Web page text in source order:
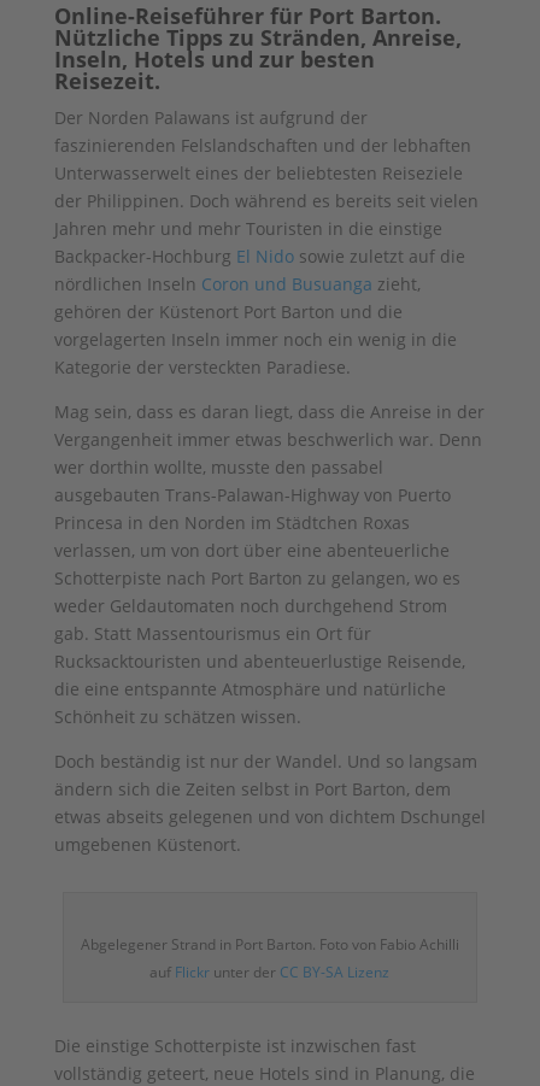
Online-Reiseführer für Port Barton.
Nützliche Tipps zu Stränden, Anreise,
Inseln, Hotels und zur besten
Reisezeit.
Der Norden Palawans ist aufgrund der
faszinierenden Felslandschaften und der lebhaften
Unterwasserwelt eines der beliebtesten Reiseziele
der Philippinen. Doch während es bereits seit vielen
Jahren mehr und mehr Touristen in die einstige
Backpacker-Hochburg El Nidosowie zuletzt auf die
nördlichen Inseln Coron und Busuanga zieht,
gehören der Küstenort Port Barton und die
vorgelagerten Inseln immer noch ein wenig in die
Kategorie der versteckten Paradiese.
Mag sein, dass es daran liegt, dass die Anreise in der
Vergangenheit immer etwas beschwerlich war. Denn
wer dorthin wollte, musste den passabel
ausgebauten Trans-Palawan-Highway von Puerto
Princesa in den Norden im Städtchen Roxas
verlassen, um von dort über eine abenteuerliche
Schotterpiste nach Port Barton zu gelangen, wo es
weder Geldautomaten noch durchgehend Strom
gab. Statt Massentourismus ein Ort für
Rucksacktouristen und abenteuerlustige Reisende,
die eine entspannte Atmosphäre und natürliche
Schönheit zu schätzen wissen.
Doch beständig ist nur der Wandel. Und so langsam
ändern sich die Zeiten selbst in Port Barton, dem
etwas abseits gelegenen und von dichtem Dschungel
umgebenen Küstenort.
Abgelegener Strand in Port Barton. Foto von Fabio Achilli
auf Flickr unter der CC BY-SA Lizenz
Die einstige Schotterpiste ist inzwischen fast
vollständig geteert, neue Hotels sind in Planung, die